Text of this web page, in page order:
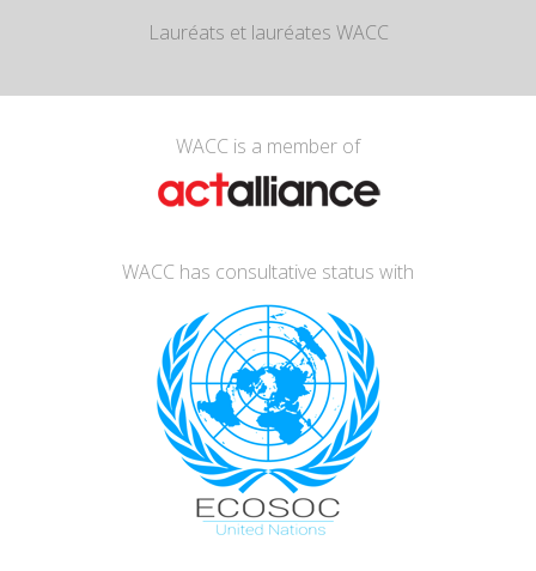
Lauréats et lauréates WACC
WACC is a member of
WACC has consultative status with